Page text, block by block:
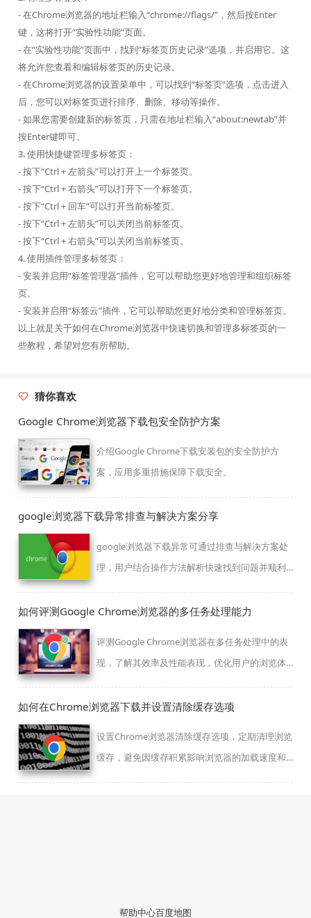
- 在Chrome浏览器的地址栏输入“chrome://flags/”，然后按Enter
键，这将打开“实验性功能”页面。
- 在“实验性功能”页面中，找到“标签页历史记录”选项，并启用它。这
将允许您查看和编辑标签页的历史记录。
- 在Chrome浏览器的设置菜单中，可以找到“标签页”选项，点击进入
后，您可以对标签页进行排序、删除、移动等操作。
- 如果您需要创建新的标签页，只需在地址栏输入“about:newtab”并
按Enter键即可。
3. 使用快捷键管理多标签页：
- 按下“Ctrl + 左箭头”可以打开上一个标签页。
- 按下“Ctrl + 右箭头”可以打开下一个标签页。
- 按下“Ctrl + 回车”可以打开当前标签页。
- 按下“Ctrl + 左箭头”可以关闭当前标签页。
- 按下“Ctrl + 右箭头”可以关闭当前标签页。
4. 使用插件管理多标签页：
- 安装并启用“标签管理器”插件，它可以帮助您更好地管理和组织标签
页。
- 安装并启用“标签云”插件，它可以帮助您更好地分类和管理标签页。
以上就是关于如何在Chrome浏览器中快速切换和管理多标签页的一
些教程，希望对您有所帮助。
猜你喜欢
Google Chrome浏览器下载包安全防护方案
介绍Google Chrome下载安装包的安全防护方
案，应用多重措施保障下载安全。
google浏览器下载异常排查与解决方案分享
google浏览器下载异常可通过排查与解决方案处
理，用户结合操作方法解析快速找到问题并顺利
如何评测Google Chrome浏览器的多任务处理能力
评测Google Chrome浏览器在多任务处理中的表
现，了解其效率及性能表现，优化用户的浏览体
如何在Chrome浏览器下载并设置清除缓存选项
设置Chrome浏览器清除缓存选项，定期清理浏览
缓存，避免因缓存积累影响浏览器的加载速度和
帮助中心百度地图